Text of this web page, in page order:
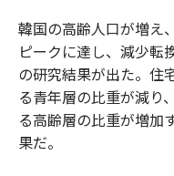
韓国の高齢人口が増え
ピークに達し、減少転
の研究結果が出た。住
る青年層の比重が減り
る高齢層の比重が増加
果だ。